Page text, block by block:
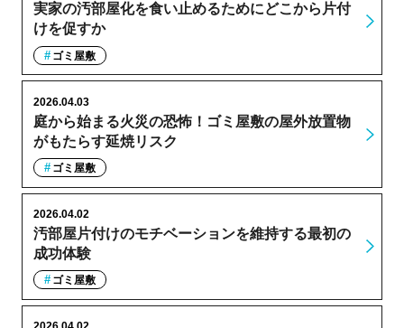
実家の汚部屋化を食い止めるためにどこから片付
けを促すか
ゴミ屋敷
庭から始まる火災の恐怖！ゴミ屋敷の屋外放置物
がもたらす延焼リスク
2026.04.03
ゴミ屋敷
汚部屋片付けのモチベーションを維持する最初の
成功体験
2026.04.02
ゴミ屋敷